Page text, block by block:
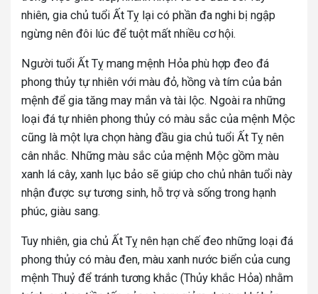
nhiên, gia chủ tuổi Ất Tỵ lại có phần đa nghi bị ngập
ngừng nên đôi lúc để tuột mất nhiều cơ hội.
Người tuổi Ất Tỵ mang mệnh Hỏa phù hợp đeo đá
phong thủy tự nhiên với màu đỏ, hồng và tím của bản
mệnh để gia tăng may mắn và tài lộc. Ngoài ra những
loại đá tự nhiên phong thủy có màu sắc của mệnh Mộc
cũng là một lựa chọn hàng đầu gia chủ tuổi Ất Tỵ nên
cân nhắc. Những màu sắc của mệnh Mộc gồm màu
xanh lá cây, xanh lục bảo sẽ giúp cho chủ nhân tuổi này
nhận được sự tương sinh, hỗ trợ và sống trong hạnh
phúc, giàu sang.
Tuy nhiên, gia chủ Ất Tỵ nên hạn chế đeo những loại đá
phong thủy có màu đen, màu xanh nước biển của cung
mệnh Thuỷ để tránh tương khắc (Thủy khắc Hỏa) nhằm